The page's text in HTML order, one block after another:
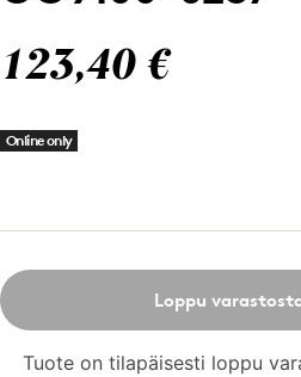
123,40 €
Online only
Loppu
Tuote on tilapäisesti loppu